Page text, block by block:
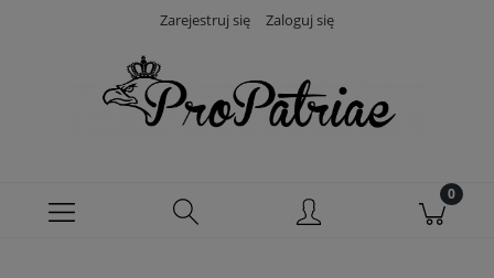
Zarejestruj się Zaloguj się